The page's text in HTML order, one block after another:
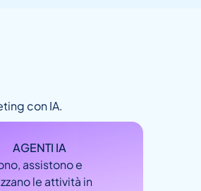
con IA.
AGENTI IA
assistono e
le attività in